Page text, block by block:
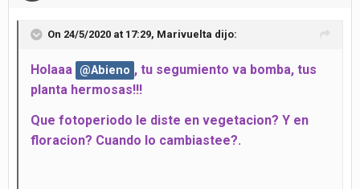
On 24/5/2020 at 17:29, Marivuelta dijo:
Holaaa @Abieno , tu segumiento va bomba, tus
planta hermosas!!!
Que fotoperiodo le diste en vegetacion? Y en
floracion? Cuando lo cambiastee?.